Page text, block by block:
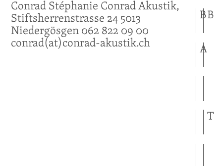
ConradStéphanie Conrad Akustik,
Stiftsherrenstrasse 245013
Niedergösgen062 822 09 00
conrad(at)conrad-akustik.ch
BB
A
T